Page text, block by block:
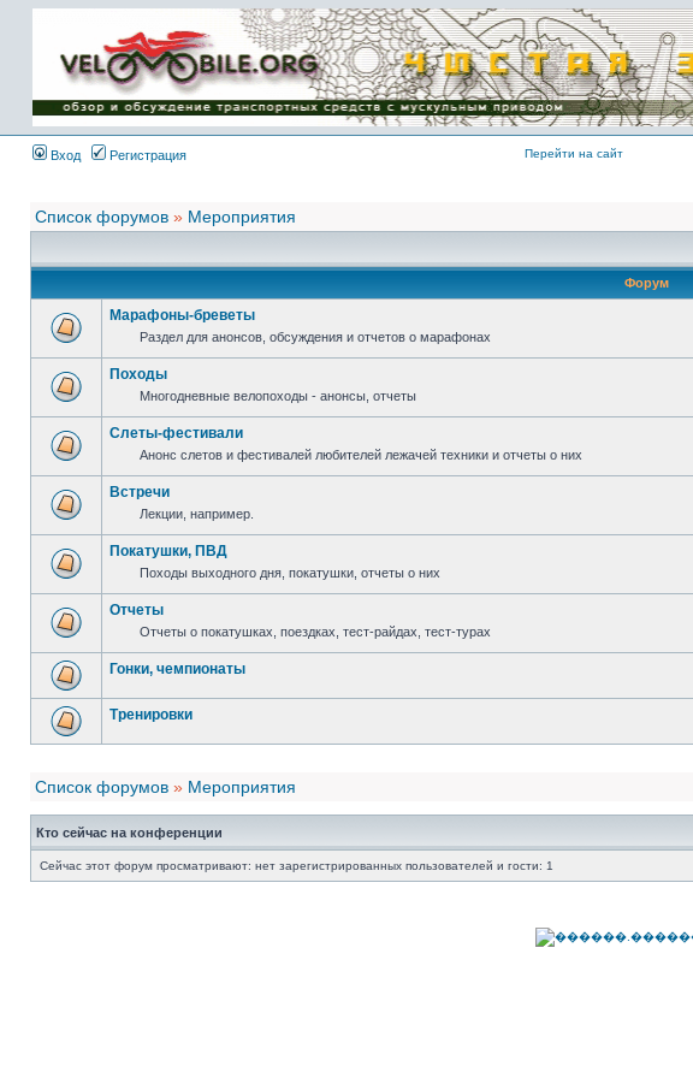
Имя пользователя:
Пароль:
{ LOG_ME_IN_SHORT
}
Вход Регистрация Перейти на сайт
Список форумов » Мероприятия
Форум
Марафоны-бреветы
Раздел для анонсов, обсуждения и отчетов о марафонах
Походы
Многодневные велопоходы - анонсы, отчеты
Слеты-фестивали
Анонс слетов и фестивалей любителей лежачей техники и отчеты о них
Встречи
Лекции, например.
Покатушки, ПВД
Походы выходного дня, покатушки, отчеты о них
Отчеты
Отчеты о покатушках, поездках, тест-райдах, тест-турах
Гонки, чемпионаты
Тренировки
Список форумов » Мероприятия
Кто сейчас на конференции
Сейчас этот форум просматривают: нет зарегистрированных пользователей и гости: 1